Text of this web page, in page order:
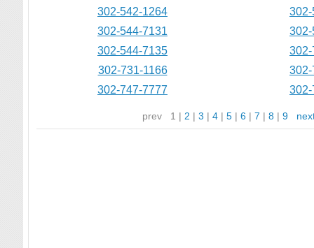
302-542-1264
302-544-7131
302-544-7135
302-731-1166
302-747-7777
prev 1 | 2 | 3 | 4| 5| 6| 7 | 8 | 9